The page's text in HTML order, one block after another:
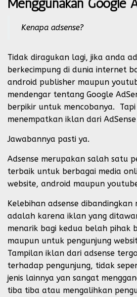
Menggunakan Google
Kenapa adsense?
Tidak diragukan lagi, jika anda
berkecimpung di dunia internet
android publisher maupun
mendengar tentang Google
berpikir untuk mencobanya.
menempatkan iklan dari
Jawabannya pasti ya.
Adsense merupakan salah satu
terbaik untuk berbagai media
website, android maupun
Kelebihan adsense
adalah karena iklan yang
menarik bagi kedua belah pihak
maupun untuk pengunjung
Tampilan iklan dari adsense
terhadap pengunjung, tidak
jenis lainnya yan sangat
tiba tiba atau mengalihkan